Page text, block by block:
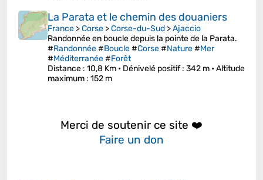
La Parata et le chemin des douaniers
France >Corse >Corse-du-Sud >Ajaccio
Randonnée en boucle depuis la pointe de la Parata.
#Randonnée#Boucle#Corse#Nature#Mer
#Méditerranée#Forêt
Distance : 10,8 Km • Dénivelé positif: 342 m •Altitude
maximum : 152 m
Merci de soutenir ce site ❤️
Faire un don